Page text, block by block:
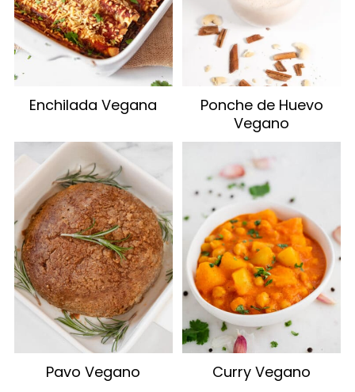
Enchilada Vegana
Ponche de Huevo
Vegano
Pavo Vegano Curry Vegano